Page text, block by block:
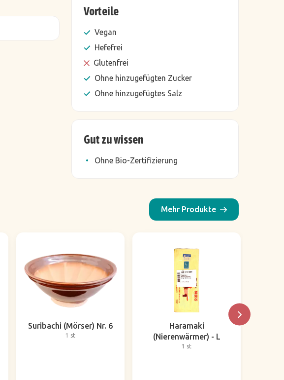
Vorteile
Vegan
Hefefrei
Glutenfrei
Ohne hinzugefügten Zucker
Ohne hinzugefügtes Salz
Gut zu wissen
Ohne Bio-Zertifizierung
Mehr Produkte
Suribachi (Mörser) Nr. 6
1 st
Haramaki
(Nierenwärmer) - L
1 st